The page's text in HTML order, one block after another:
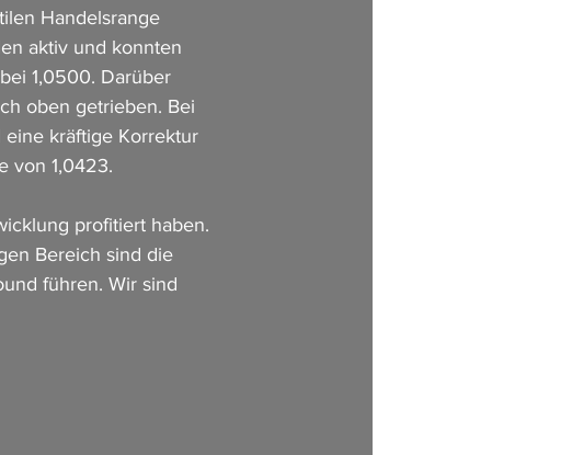
Handelsrange
aktiv und konnten
1,0500. Darüber
oben getrieben. Bei
kräftige Korrektur
von 1,0423.
profitiert haben.
Bereich sind die
führen. Wir sind